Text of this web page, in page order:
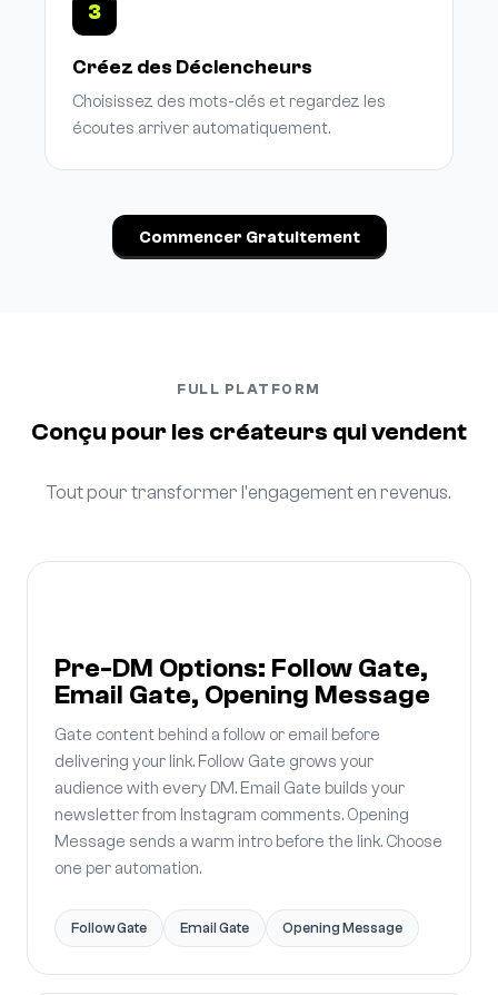
3
Créez des Déclencheurs
Choisissez des mots-clés et regardez les
écoutes arriver automatiquement.
Commencer Gratuitement
FULL PLATFORM
Conçu pour les créateurs qui vendent
Tout pour transformer l'engagement en revenus.
Pre-DM Options: Follow Gate,
Email Gate, Opening Message
Gate content behind a follow or email before
delivering your link. Follow Gate grows your
audience with every DM. Email Gate builds your
newsletter from Instagram comments. Opening
Message sends a warm intro before the link. Choose
one per automation.
Follow Gate Email Gate Opening Message